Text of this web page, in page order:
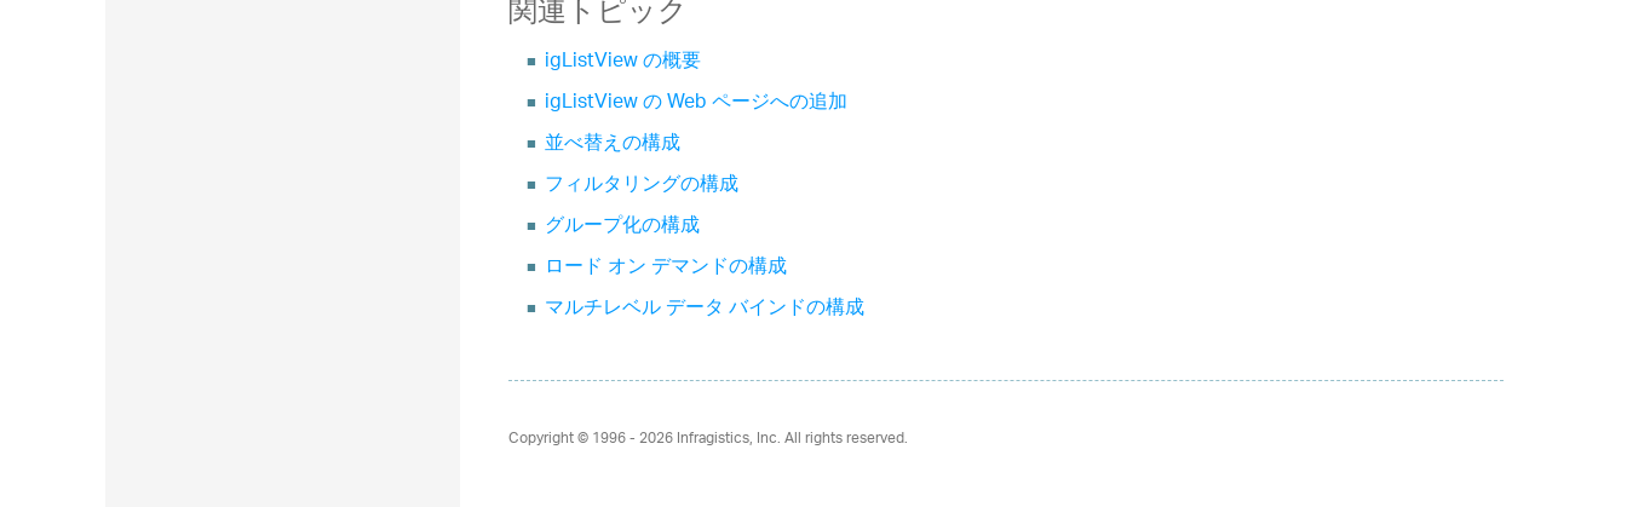
関連トピック
igListView の概要
igListView の Web ページへの追加
並べ替えの構成
フィルタリングの構成
グループ化の構成
ロード オン デマンドの構成
マルチレベル データ バインドの構成
Copyright © 1996 - 2026Infragistics, Inc. All rights reserved.